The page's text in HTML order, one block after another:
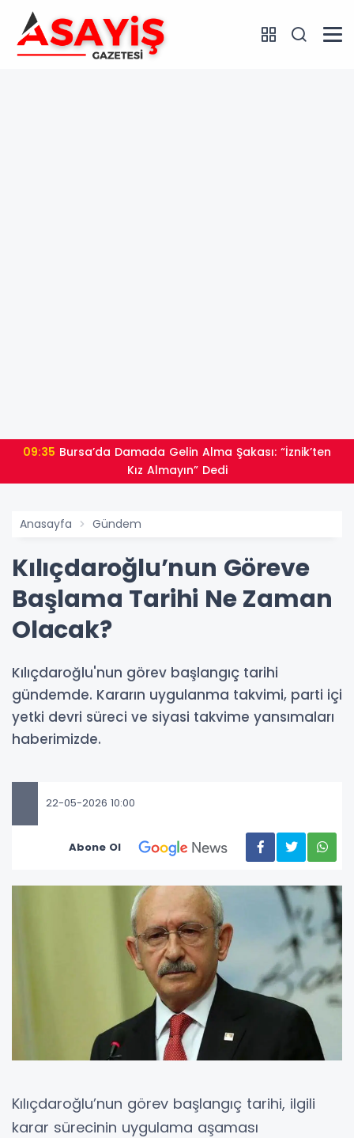
09:35
Kız Almayın” Dedi
Anasayfa Gündem
Kılıçdaroğlu’nun Göreve
Başlama Tarihi Ne Zaman
Olacak?
Kılıçdaroğlu'nun görev başlangıç tarihi
gündemde. Kararın uygulanma takvimi, parti içi
yetki devri süreci ve siyasi takvime yansımaları
haberimizde.
22-05-2026 10:00
Abone Ol
Kılıçdaroğlu’nun görev başlangıç tarihi, ilgili
karar sürecinin uygulama aşaması